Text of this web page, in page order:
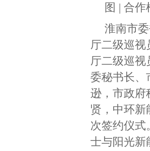
图 | 合
淮南市
厅二级巡视
厅二级巡视
委秘书长、
逊，市政府
贤，中环新
次签约仪式
士与阳光新